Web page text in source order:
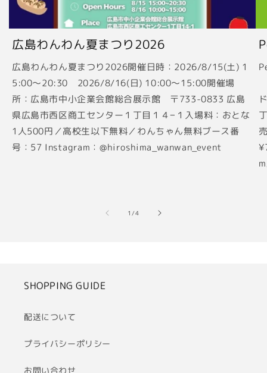
広島わんわん夏まつり2026
広島わんわん夏まつり2026開催日時：2026/8/15(土) 1
5:00〜20:30 2026/8/16(日) 10:00〜15:00開催場
所：広島市中小企業会館総合展示館 〒733-0833 広島
県広島市西区商工センター１丁目１４−１入場料：おとな
1人500円／高校生以下無料／わんちゃん無料ブース番
号：57 Instagram：@hiroshima_wanwan_event
1 /の
4
SHOPPING GUIDE
配送について
プライバシーポリシー
お問い合わせ